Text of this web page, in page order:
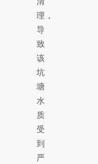
理，
导
致
该
坑
塘
水
质
受
到
严